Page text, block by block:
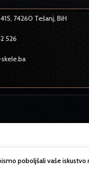
74260 Tešanj, BiH
526
poboljšali vaše